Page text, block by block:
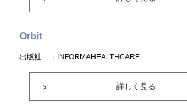
Orbit
出版社 ：INFORMAHEALTHCARE
詳しく見る